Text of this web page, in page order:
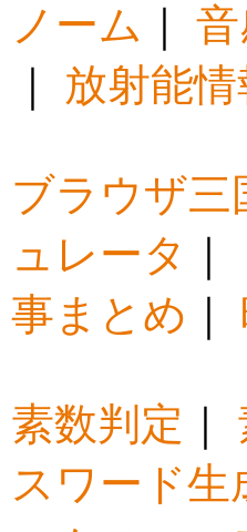
ノーム
放射能
ブラウザ三
ュレータ
事まとめ
素数判定
スワード生